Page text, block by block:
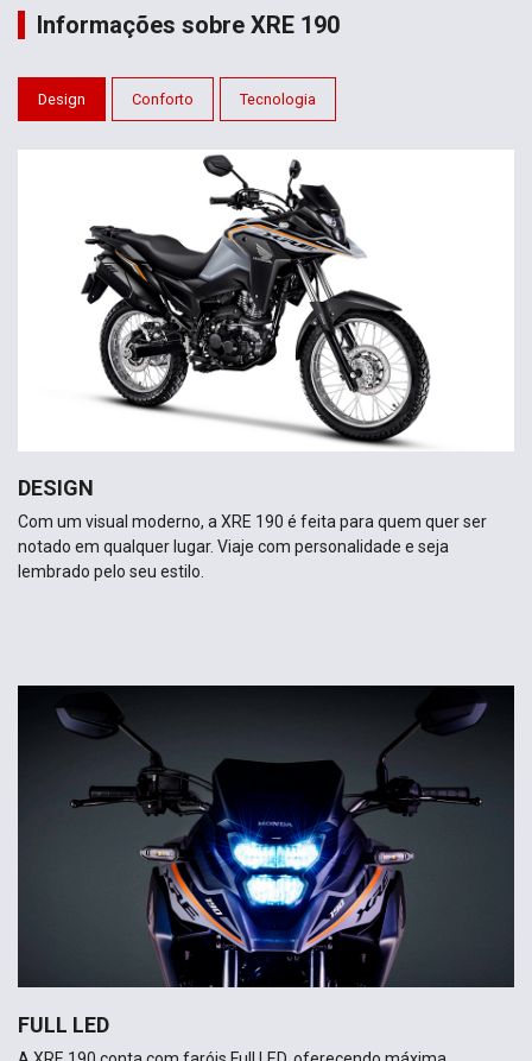
Informações sobre XRE 190
Design Conforto Tecnologia
DESIGN
Com um visual moderno, a XRE 190 é feita para quem quer ser
notado em qualquer lugar. Viaje com personalidade e seja
lembrado pelo seu estilo.
FULL LED